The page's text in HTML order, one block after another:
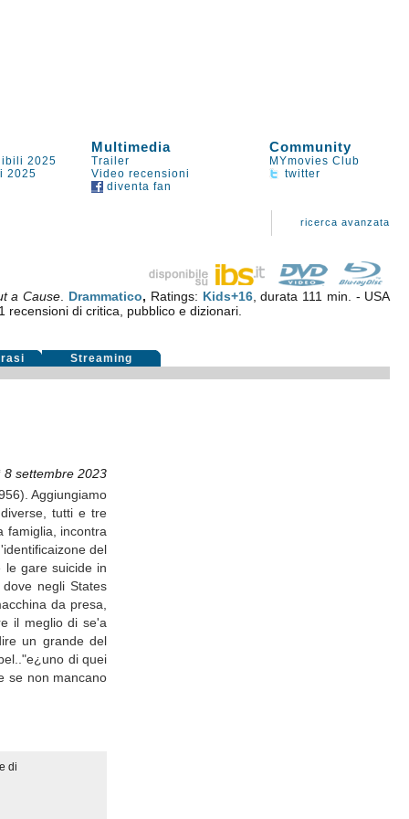
Multimedia Community
2025 Trailer
MYmovies Club
2025
Video recensioni
twitter
diventa fan
ricerca avanzata
a Cause Drammatico, Ratings: Kids+16, durata 111 min. - USA
recensioni di critica, pubblico e dizionari.
Streaming
8 settembre 2023
Aggiungiamo
tutti e tre
famiglia, incontra
del
le gare suicide in
negli States
da presa,
il meglio di se'a
un grande del
di quei
se non mancano
di